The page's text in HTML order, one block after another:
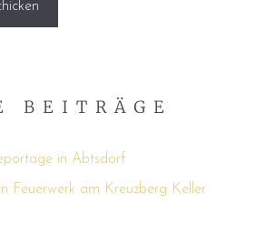
BEITRÄGE
in Abtsdorf
Feuerwerk am Kreuzberg Keller